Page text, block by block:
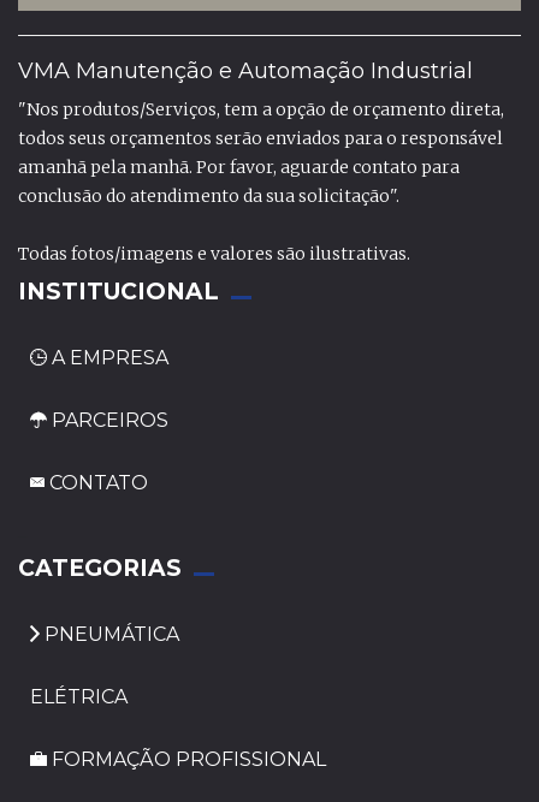
VMA Manutenção e Automação Industrial
"Nos produtos/Serviços, tem a opção de orçamento direta,
todos seus orçamentos serão enviados para o responsável
amanhã pela manhã. Por favor, aguarde contato para
conclusão do atendimento da sua solicitação".
Todas fotos/imagens e valores são ilustrativas.
INSTITUCIONAL
A EMPRESA
PARCEIROS
CONTATO
CATEGORIAS
PNEUMÁTICA
ELÉTRICA
FORMAÇÃO PROFISSIONAL